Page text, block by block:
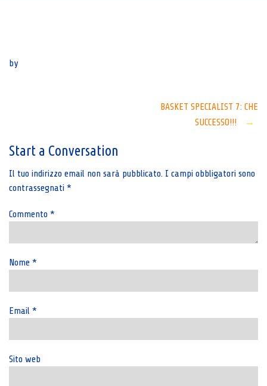
by
BASKET SPECIALIST 7: CHE
SUCCESSO!!!
→
Start a Conversation
Il tuo indirizzo email non sarà pubblicato. I campi obbligatori sono
contrassegnati *
Commento *
Nome *
Email *
Sito web